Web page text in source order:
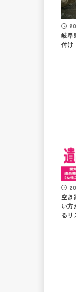
岐阜
付け
空き
い方
るリ